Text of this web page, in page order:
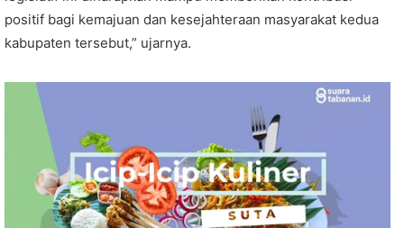
positif bagi kemajuan dan kesejahteraan masyarakat kedua
kabupaten tersebut,” ujarnya.